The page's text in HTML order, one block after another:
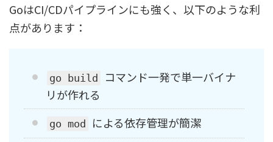
GoはCI/CDパイプラインにも強く、以下のような利
点があります：
go build
コマンド一発で単一バイナ
リが作れる
go mod
による依存管理が簡潔